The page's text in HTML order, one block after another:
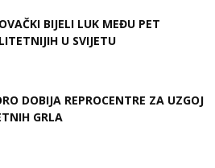
BIJELI LUK MEĐU PET
U SVIJETU
DOBIJA REPROCENTRE ZA UZGOJ
GRLA